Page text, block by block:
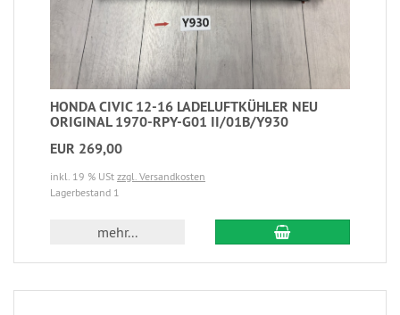
HONDA CIVIC 12-16 LADELUFTKÜHLER NEU
ORIGINAL 1970-RPY-G01 II/01B/Y930
EUR 269,00
inkl. 19 % USt zzgl. Versandkosten
Lagerbestand 1
mehr...